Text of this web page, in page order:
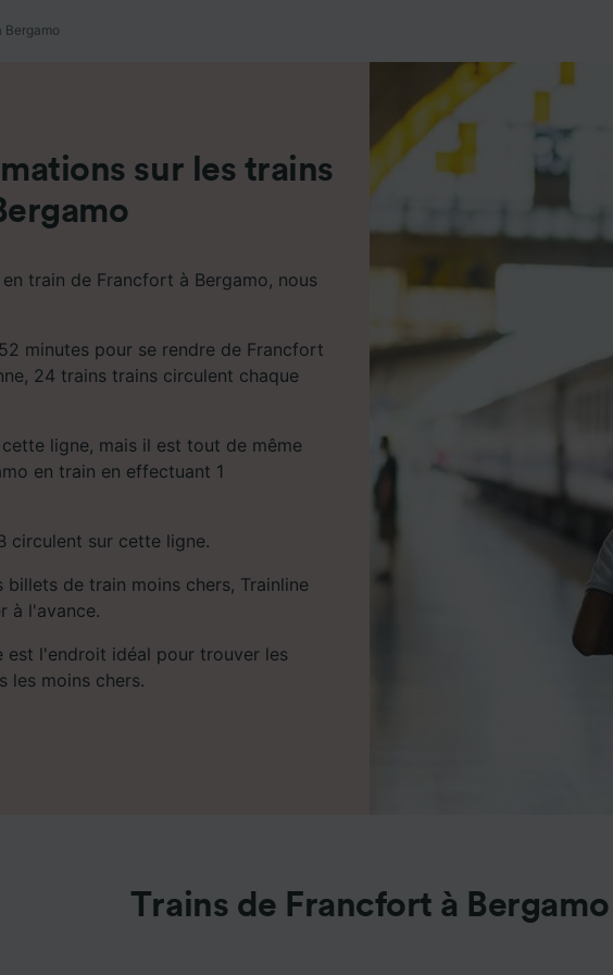
Bergamo
sur les trains
train de Francfort à Bergamo, nous
minutes pour se rendre de Francfort
24 trains trains circulent chaque
ligne, mais il est tout de même
en train en effectuant 1
circulent sur cette ligne.
de train moins chers, Trainline
à l'avance.
l'endroit idéal pour trouver les
les moins chers.
Trains de Francfort à Bergamo
Liste de nos partenaires (fournisseurs)